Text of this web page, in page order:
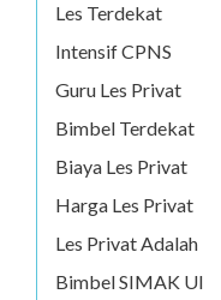
Les Terdekat
Intensif CPNS
Guru Les Privat
Bimbel Terdekat
Biaya Les Privat
Harga Les Privat
Les Privat Adalah
Bimbel SIMAK UI